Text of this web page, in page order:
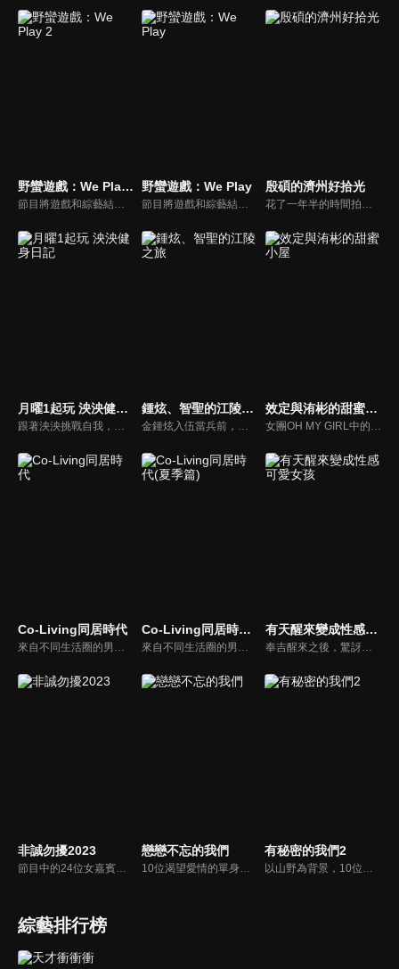
野蠻遊戲：We Play 2
節目將遊戲和綜藝結合在一起的新概念真人秀節目，成員們將進行無法預測的遊戲內容，提供多樣、新鮮的節目環節為看點，主持與來賓將在虛擬世界中，展開大規模遊戲的動作冒險。
野蠻遊戲：We Play
節目將遊戲和綜藝結合在一起的新概念真人秀節目，成員們將進行無法預測的遊戲內容，提供多樣、新鮮的節目環節為看點，主持與來賓將在虛擬世界中，展開大規模遊戲的動作冒險。
殷碩的濟州好拾光
花了一年半的時間拍攝熱門電視劇《Penthouse》後，殷碩終於開始了濟州島的「休養之旅」。 正如你所預料的，新的旅行並沒有按照他的計劃進行。 這位自稱「旅行達人」的他怎麼了？企劃讓露營愛好者朴殷碩在濟州島野營一個月，展開各式各樣上山下海的挑戰。
月曜1起玩 泱泱健身日記 鍾炫、智聖的江陵之旅 效定與洧彬的甜蜜小屋
Co-Living同居時代
來自不同生活圈的男女，同住一個屋簷下，究竟會發展出什麼樣的曖昧氛圍呢，快來看最甜蜜的實境秀！
Co-Living同居時代(夏季篇)
來自不同生活圈的男女，同住一個屋簷下，究竟會發展出什麼樣的曖昧氛圍呢，快來看最甜蜜的實境秀！
有天醒來變成性感可愛女孩
奉吉醒來之後，驚訝地發現自己居然變成了一個性感又可愛的女孩！ 困惑之餘，他不知該找誰幫忙，所以決定上網去尋找答案。於是，他開始認識了一些人，甚至遇見了以前欺負過他的男生，以全新的面貌面對不堪的過去，他該如何是好?
非誠勿擾2023
節目中的24位女嘉賓以亮滅燈方式來決定男嘉賓的去留，透過「愛之請回答」、「愛之再判斷」、「愛之終決選」三個環節來決定男女嘉賓的速配成功。
戀戀不忘的我們
10位渴望愛情的單身男女共同入住「戀戀小屋」，他們中某些人將與意難平的前任重逢，重新審視自己的感情需求，探索與前任復合或開啟新戀情的可能性，在愛與成長、遺憾與釋懷的交織中，尋找理想愛情歸宿。
有秘密的我們2
以山野為背景，10位素人嘉賓都攜帶一個秘密進入「真相小屋」，這些秘密可能涉及過去的傷痛、未了的心願等，隨著節目推進逐漸揭曉；秘密成為推動他們情感發展的關鍵因素，也增加了未知性和驚喜感，並放棄了傳統戀綜依賴觀察室嘉賓或專家解析的模式，讓觀眾直接充當觀察者。
綜藝排行榜